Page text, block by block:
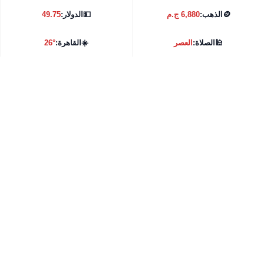
🪙 الذهب:6,880 ج.م 💵الدولار:49.75
🕌الصلاة:العصر ☀️القاهرة:26°